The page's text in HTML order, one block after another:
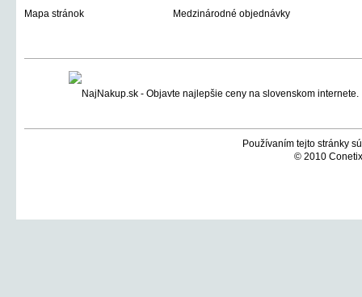
Mapa stránok
Medzinárodné objednávky
Používaním tejto stránky
© 2010